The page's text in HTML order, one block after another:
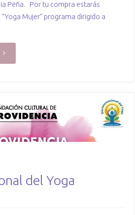
Peña. Por tu compra estarás
Mujer” programa dirigido a
"Polera
del Yoga